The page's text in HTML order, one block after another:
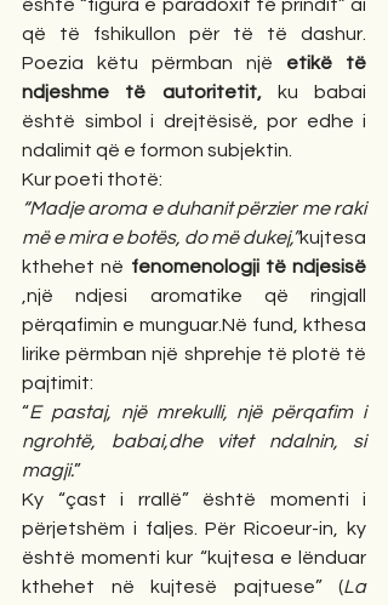
është “figura e paradoxit të prindit” ai
që të fshikullon për të të dashur.
Poezia këtu përmban një etikë të
ndjeshme të autoritetit,
ku babai
është simbol i drejtësisë, por edhe i
ndalimit që e formon subjektin.
Kur poeti thotë:
“Madje aroma e duhanit përzier me raki
më e mira e botës, do më dukej,”kujtesa
kthehet në fenomenologji të ndjesisë
,një ndjesi aromatike që ringjall
përqafimin e munguar.Në fund, kthesa
lirike përmban një shprehje të plotë të
pajtimit:
“E pastaj, një mrekulli, një përqafim i
ngrohtë, babai,dhe vitet ndalnin, si
magji.”
Ky “çast i rrallë” është momenti i
përjetshëm i faljes. Për Ricoeur-in, ky
është momenti kur “kujtesa e lënduar
kthehet në kujtesë pajtuese” (La